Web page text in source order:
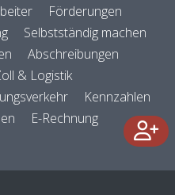
Förderungen
Selbstständig machen
Abschreibungen
& Logistik
Kennzahlen
E-Rechnung